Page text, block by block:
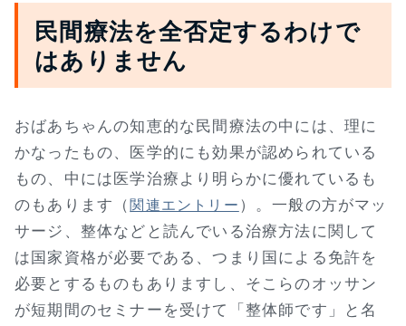
民間療法を全否定するわけで
はありません
おばあちゃんの知恵的な民間療法の中には、理に
かなったもの、医学的にも効果が認められている
もの、中には医学治療より明らかに優れているも
のもあります（関連エントリー ）。一般の方がマッ
サージ、整体などと読んでいる治療方法に関して
は国家資格が必要である、つまり国による免許を
必要とするものもありますし、そこらのオッサン
が短期間のセミナーを受けて「整体師です」と名